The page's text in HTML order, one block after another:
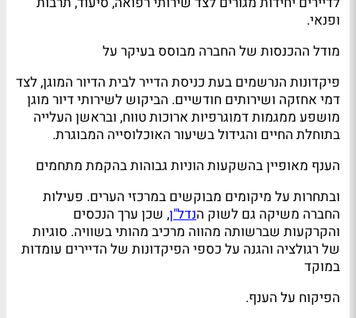
ופנאי.
מודל ההכנסות של החברה מבוסס בעיקר על
פיקדונות הנרשמים בעת כניסת הדייר לבית הדיור המוגן, לצד
דמי אחזקה ושירותים חודשיים. הביקוש לשירותי דיור מוגן
מושפע ממגמות דמוגרפיות ארוכות טווח, ובראשן העלייה
בתוחלת החיים והגידול בשיעור האוכלוסייה המבוגרת.
הענף מאופיין בהשקעות הוניות גבוהות בהקמת מתחמים
ובתחרות על מיקומים מבוקשים במרכזי הערים. פעילות
החברה משיקה גם לשוק הנדל"ן, שכן ערך הנכסים
והקרקעות שברשותה מהווה מרכיב מהותי בשוויה. סוגיות
של רגולציה והגנה על כספי הפיקדונות של הדיירים עומדות
במוקד
הפיקוח על הענף.